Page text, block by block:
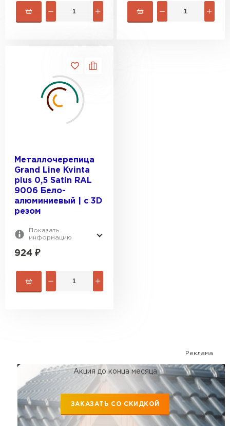
Металлочерепица
Grand Line Kvinta
plus 0,5 Satin RAL
9006 Бело-
алюминиевый | с 3D
резом
Показать
информацию
924 ₽
Реклама
Акция до конца месяца
ЗАКАЗАТЬ СО СКИДКОЙ